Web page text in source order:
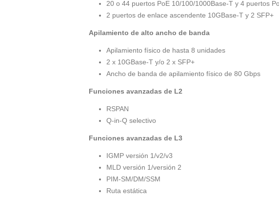
20 o 44 puertos PoE 10/100/1000Base-T y 4 puertos
2 puertos de enlace ascendente 10GBase-T y 2 SFP+
Apilamiento de alto ancho de banda
Apilamiento físico de hasta 8 unidades
2 x 10GBase-T y/o 2 x SFP+
Ancho de banda de apilamiento físico de 80 Gbps
Funciones avanzadas de L2
RSPAN
Q-in-Q selectivo
Funciones avanzadas de L3
IGMP versión 1/v2/v3
MLD versión 1/versión 2
PIM-SM/DM/SSM
Ruta estática